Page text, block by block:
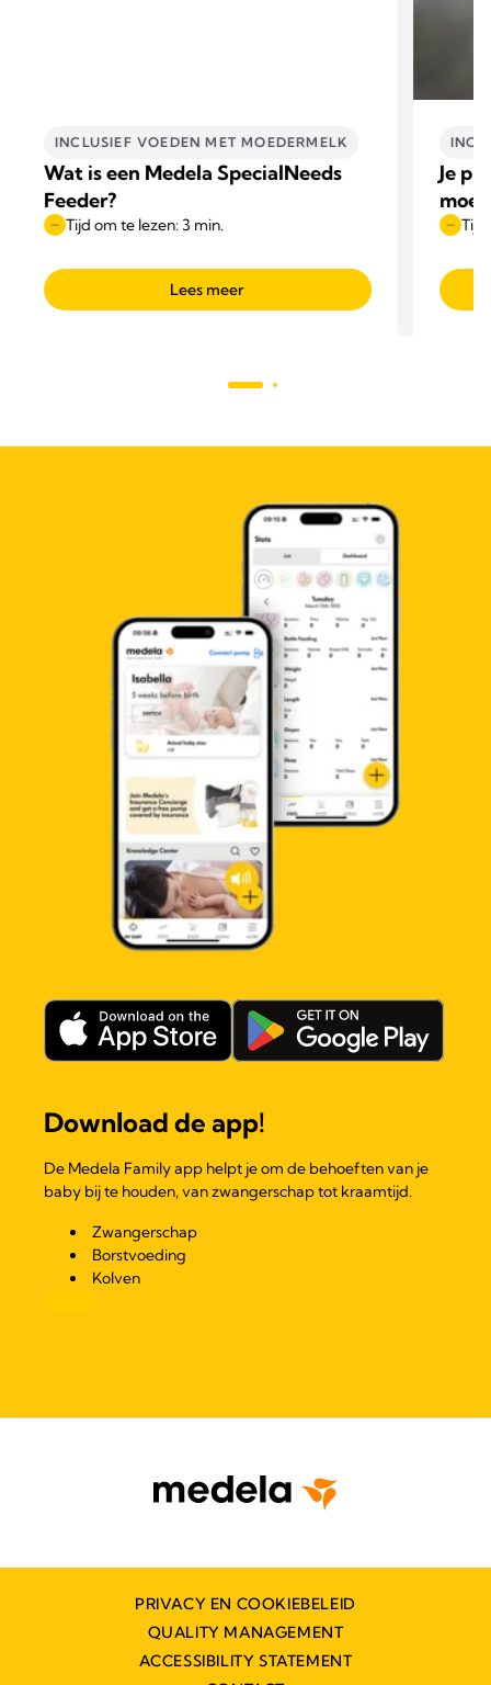
INCLUSIEF VOEDEN MET MOEDERMELK
Wat is een Medela SpecialNeeds
Feeder?
Tijd om te lezen: 3 min.
Lees meer
Je
Tijd
Download de app!
De Medela Family app helpt je om de behoeften van je
baby bij te houden, van zwangerschap tot kraamtijd.
Zwangerschap
Borstvoeding
Kolven
PRIVACY EN COOKIEBELEID
QUALITY MANAGEMENT
ACCESSIBILITY STATEMENT